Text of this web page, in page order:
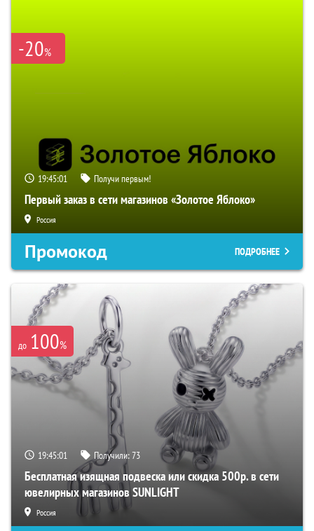
-20%
19:45:00 Получи первым!
Первый заказ в сети магазинов «Золотое Яблоко»
Россия
Промокод ПОДРОБНЕЕ
до 100%
19:45:00 Получили:73
Бесплатная изящная подвеска или скидка 500р. в сети
ювелирных магазинов SUNLIGHT
Россия